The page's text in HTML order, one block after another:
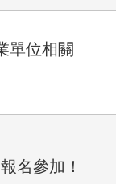
單位相關
名參加！